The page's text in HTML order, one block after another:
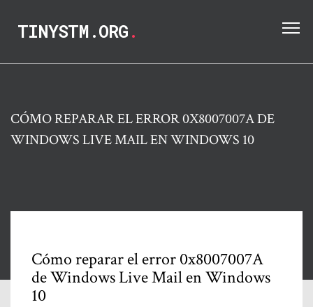
TINYSTM.ORG.
CÓMO REPARAR EL ERROR 0X8007007A DE
WINDOWS LIVE MAIL EN WINDOWS 10
Cómo reparar el error 0x8007007A
de Windows Live Mail en Windows
10